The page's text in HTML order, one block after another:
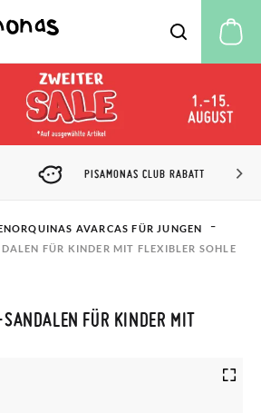
PISAMONAS CLUB RABATT
AVARCAS FÜR JUNGEN
FÜR KINDER MIT FLEXIBLER SOHLE
FÜR KINDER MIT